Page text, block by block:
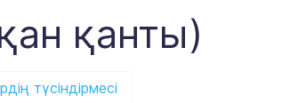
қанты)
түсіндірмесі